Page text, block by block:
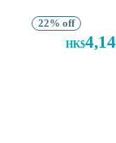
22% off
HK$